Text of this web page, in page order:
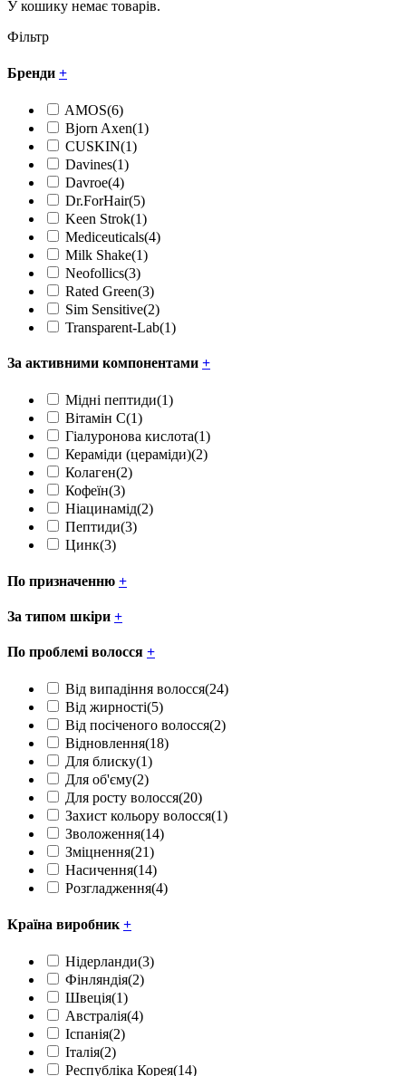
У кошику немає товарів.
Фільтр
Бренди +
AMOS(6)
Bjorn Axen(1)
CUSKIN(1)
Davines(1)
Davroe(4)
Dr.ForHair(5)
Keen Strok(1)
Mediceuticals(4)
Milk Shake(1)
Neofollics(3)
Rated Green(3)
Sim Sensitive(2)
Transparent-Lab(1)
За активними компонентами +
Мідні пептиди(1)
Вітамін С(1)
Гіалуронова кислота(1)
Кераміди (цераміди)(2)
Колаген(2)
Кофеїн(3)
Ніацинамід(2)
Пептиди(3)
Цинк(3)
По призначенню +
За типом шкіри +
По проблемі волосся +
Від випадіння волосся(24)
Від жирності(5)
Від посіченого волосся(2)
Відновлення(18)
Для блиску(1)
Для об'єму(2)
Для росту волосся(20)
Захист кольору волосся(1)
Зволоження(14)
Зміцнення(21)
Насичення(14)
Розгладження(4)
Країна виробник +
Нідерланди(3)
Фінляндія(2)
Швеція(1)
Австралія(4)
Іспанія(2)
Італія(2)
Республіка Корея(14)